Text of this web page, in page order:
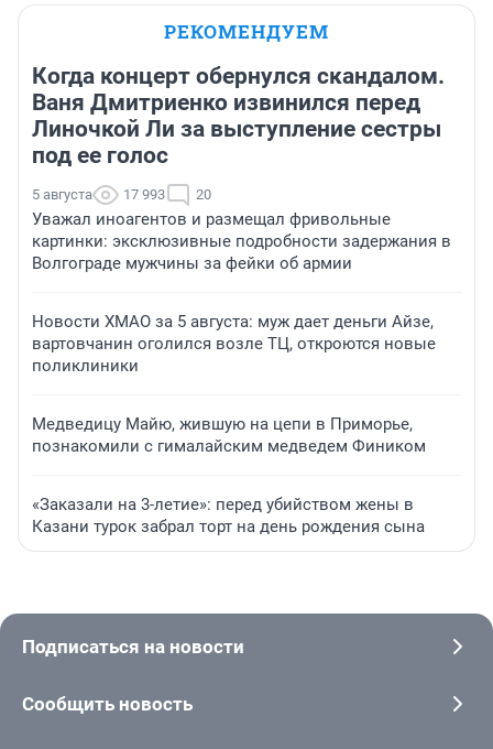
РЕКОМЕНДУЕМ
Когда концерт обернулся скандалом.
Ваня Дмитриенко извинился перед
Линочкой Ли за выступление сестры
под ее голос
5 августа 17 993 20
Уважал иноагентов и размещал фривольные
картинки: эксклюзивные подробности задержания в
Волгограде мужчины за фейки об армии
Новости ХМАО за 5 августа: муж дает деньги Айзе,
вартовчанин оголился возле ТЦ, откроются новые
поликлиники
Медведицу Майю, жившую на цепи в Приморье,
познакомили с гималайским медведем Фиником
«Заказали на 3-летие»: перед убийством жены в
Казани турок забрал торт на день рождения сына
Подписаться на новости
Сообщить новость